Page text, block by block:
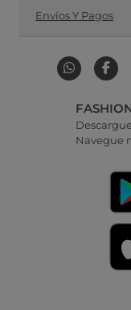
Envíos Y Pagos
Navegue